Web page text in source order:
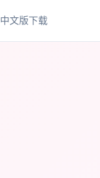
中文版下载